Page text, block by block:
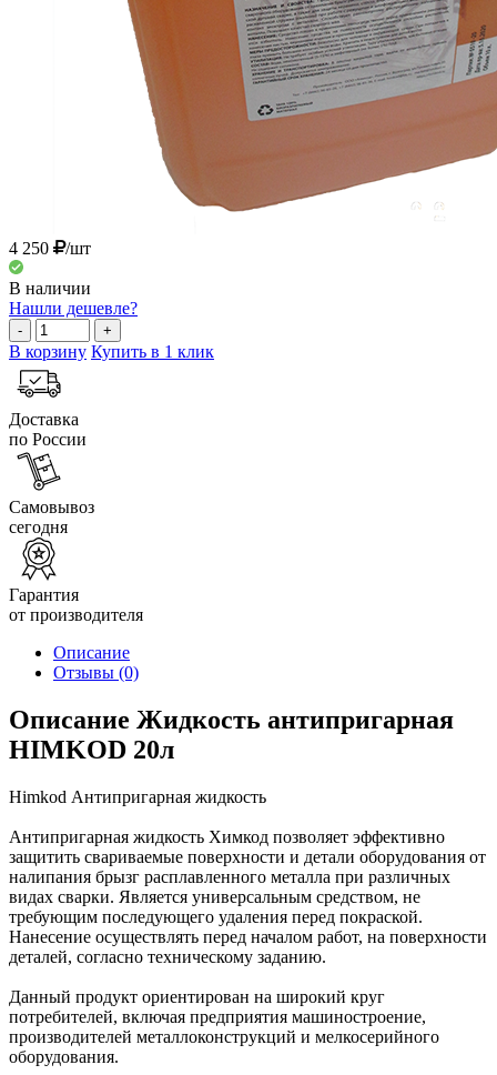
4 250 /шт
В наличии
Нашли дешевле?
- +
В корзину Купить в 1 клик
Доставка
по России
Самовывоз
сегодня
Гарантия
от производителя
Описание
Отзывы (0)
Описание Жидкость антипригарная
HIMKOD 20л
Himkod Антипригарная жидкость
Антипригарная жидкость Химкод позволяет эффективно
защитить свариваемые поверхности и детали оборудования от
налипания брызг расплавленного металла при различных
видах сварки. Является универсальным средством, не
требующим последующего удаления перед покраской.
Нанесение осуществлять перед началом работ, на поверхности
деталей, согласно техническому заданию.
Данный продукт ориентирован на широкий круг
потребителей, включая предприятия машиностроение,
производителей металлоконструкций и мелкосерийного
оборудования.